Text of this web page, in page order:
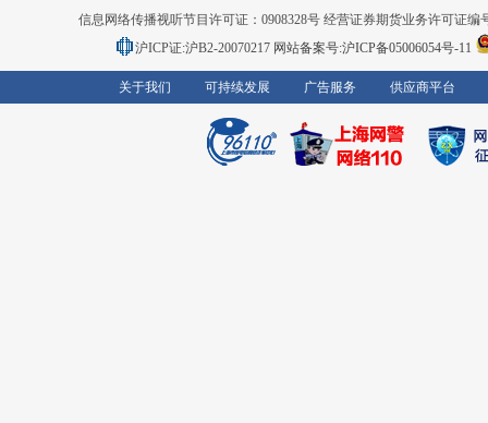
信息网络传播视听节目许可证：0908328号 经营证券期货业务许可证编
沪ICP证:沪B2-20070217 网站备案号:沪ICP备05006054号-11
关于我们 可持续发展 广告服务 供应商平台